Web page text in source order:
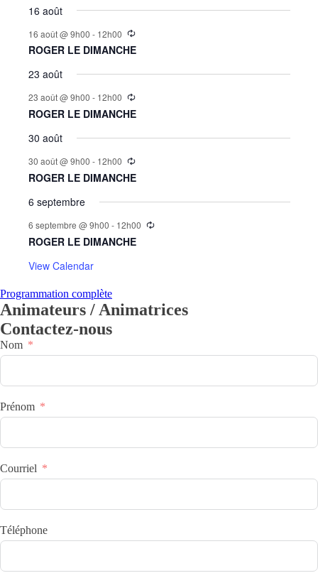
16 août
16 août @ 9h00 - 12h00
ROGER LE DIMANCHE
23 août
23 août @ 9h00 - 12h00
ROGER LE DIMANCHE
30 août
30 août @ 9h00 - 12h00
ROGER LE DIMANCHE
6 septembre
6 septembre @ 9h00 - 12h00
ROGER LE DIMANCHE
View Calendar
Programmation complète
Animateurs / Animatrices
Contactez-nous
Nom
Prénom
Courriel
Téléphone